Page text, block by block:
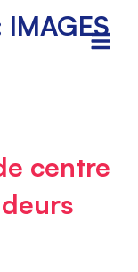
IMAGES
centre